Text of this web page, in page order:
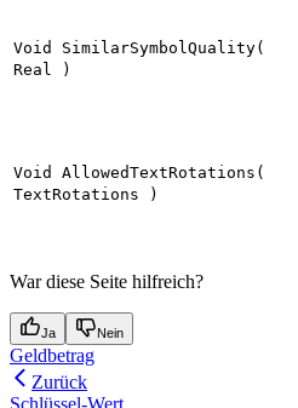
Void SimilarSymbolQuality(
Real )
Void AllowedTextRotations(
TextRotations )
War diese Seite hilfreich?
Ja Nein
Geldbetrag
Zurück